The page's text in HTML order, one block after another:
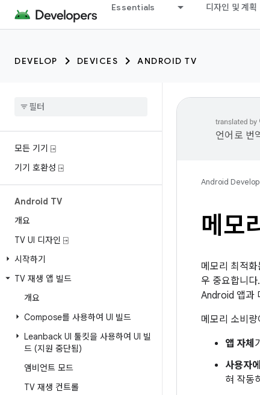
Essentials 디자인 및 계획
DEVELOP DEVICES ANDROID TV
모든 기기 ⍈
기기 호환성 ⍈
Android TV
개요
TV UI 디자인 ⍈
시작하기
TV 재생 앱 빌드
개요
Compose를 사용하여 UI 빌드
Leanback UI 툴킷을 사용하여 UI 빌
드 (지원 중단됨)
앰비언트 모드
TV 재생 컨트롤
언어로 번
Android
메모
메모리 최적
우 중요합니
Android 앱과
메모리 소비
앱 자체
사용자
혀 작동